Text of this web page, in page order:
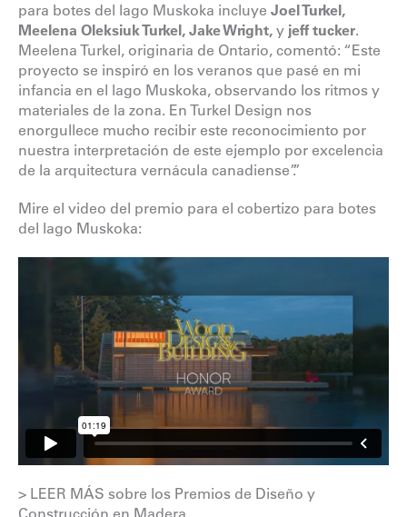
para botes del lago Muskoka incluye Joel Turkel,
Meelena Oleksiuk Turkel, Jake Wright, y jeff tucker.
Meelena Turkel, originaria de Ontario, comentó: “Este
proyecto se inspiró en los veranos que pasé en mi
infancia en el lago Muskoka, observando los ritmos y
materiales de la zona. En Turkel Design nos
enorgullece mucho recibir este reconocimiento por
nuestra interpretación de este ejemplo por excelencia
de la arquitectura vernácula canadiense”.”
Mire el video del premio para el cobertizo para botes
del lago Muskoka:
> LEER MÁS sobre los Premios de Diseño y
Construcción en Madera.